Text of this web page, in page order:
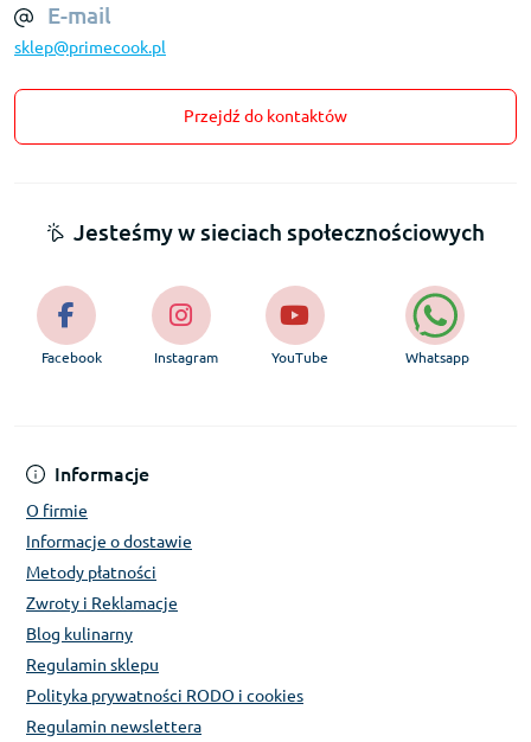
E-mail
sklep@primecook.pl
Przejdź do kontaktów
Informacje
O firmie
Informacje o dostawie
Metody płatności
Zwroty i Reklamacje
Blog kulinarny
Regulamin sklepu
Polityka prywatności RODO i cookies
Regulamin newslettera
Jesteśmy w sieciach społecznościowych
Facebook Instagram YouTube Whatsapp